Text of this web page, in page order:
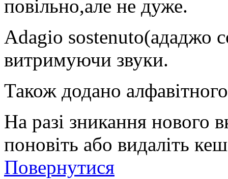
повільно,але не дуже.
Adagio sostenuto(ададжо
витримуючи звуки.
Також додано
На разі зникання нового
поновіть або видаліть
Повернутися